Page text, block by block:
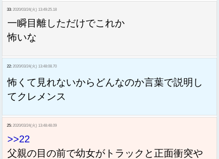
33: 2020/03/24(火) 13:49:25.18
一瞬目離しただけでこれか
怖いな
22: 2020/03/24(火) 13:48:08.70
怖くて見れないからどんなのか言葉で説明し
てクレメンス
25: 2020/03/24(火) 13:48:48.09
>>22
父親の目の前で幼女がトラックと正面衝突や